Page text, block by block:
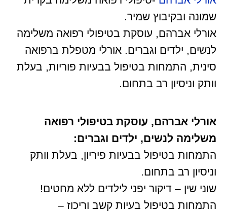
שמונה ובקיבוץ שמיר.
אורלי אברהם, עוסקת בטיפולי רפואה משלימה
לנשים, ילדים וגברים. אורלי מטפלת ברפואה
סינית, התמחות בטיפול בבעיות פוריות, בעלת
וותק וניסיון רב בתחום.
אורלי אברהם, עוסקת בטיפולי רפואה
משלימה לנשים, ילדים וגברים:
התמחות בטיפול בבעיות פיריון, בעלת וותק
וניסיון רב בתחום.
שוני שין – דיקור יפני לילדים ללא מחטים!
התמחות בטיפול בעיות קשב וריכוז –